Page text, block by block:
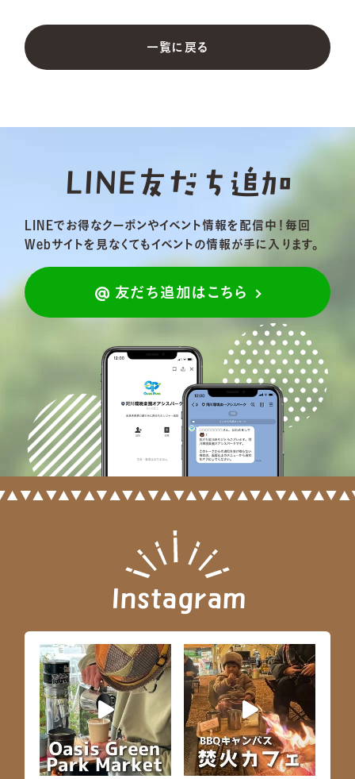
一覧に戻る
LINE友だち追加
LINEでお得なクーポンやイベント情報を配信中！ 毎回
Webサイトを見なくてもイベントの情報が手に入ります。
友だち追加はこちら
Instagram